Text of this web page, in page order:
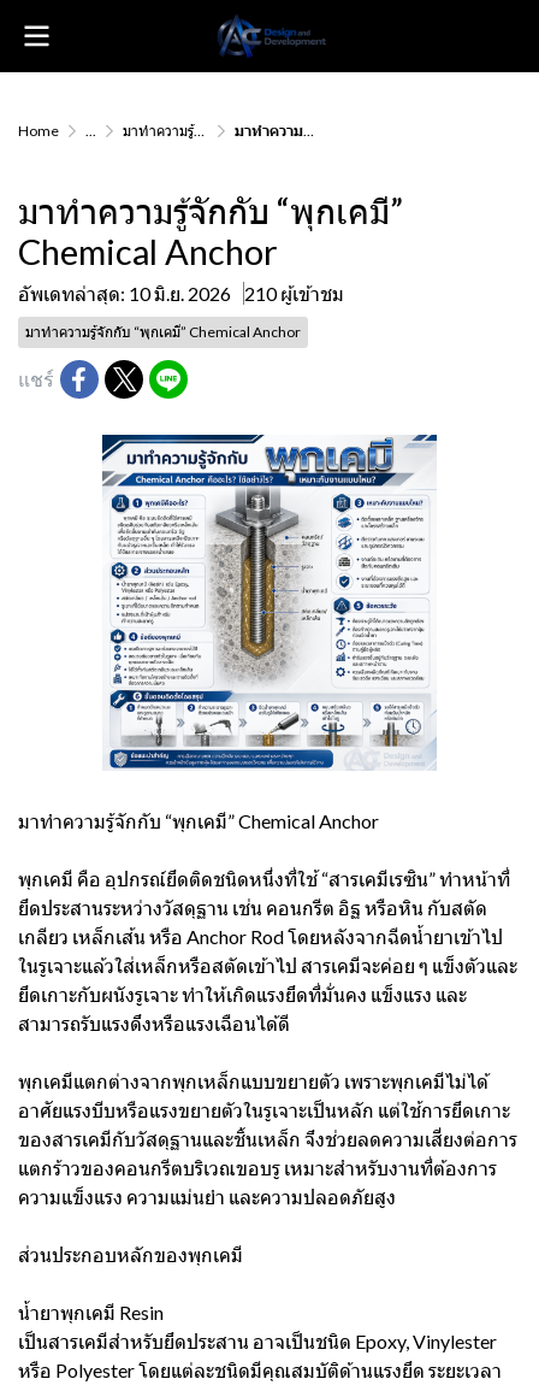
Home ... มาทำความรู้จักกับ “พุกเคมี” Chemical Anchor มาทำความรู้จักกับ “พุกเคมี” Chemical Anchor
มาทำความรู้จักกับ “พุกเคมี”
Chemical Anchor
อัพเดทล่าสุด: 10 มิ.ย. 2026 210 ผู้เข้าชม
มาทำความรู้จักกับ “พุกเคมี” Chemical Anchor
แชร์
มาทำความรู้จักกับ “พุกเคมี” Chemical Anchor
พุกเคมี คือ อุปกรณ์ยึดติดชนิดหนึ่งที่ใช้ “สารเคมีเรซิน” ทำหน้าที่
ยึดประสานระหว่างวัสดุฐาน เช่น คอนกรีต อิฐ หรือหิน กับสตัด
เกลียว เหล็กเส้น หรือ Anchor Rod โดยหลังจากฉีดน้ำยาเข้าไป
ในรูเจาะแล้วใส่เหล็กหรือสตัดเข้าไป สารเคมีจะค่อย ๆ แข็งตัวและ
ยึดเกาะกับผนังรูเจาะ ทำให้เกิดแรงยึดที่มั่นคง แข็งแรง และ
สามารถรับแรงดึงหรือแรงเฉือนได้ดี
พุกเคมีแตกต่างจากพุกเหล็กแบบขยายตัว เพราะพุกเคมีไม่ได้
อาศัยแรงบีบหรือแรงขยายตัวในรูเจาะเป็นหลัก แต่ใช้การยึดเกาะ
ของสารเคมีกับวัสดุฐานและชิ้นเหล็ก จึงช่วยลดความเสี่ยงต่อการ
แตกร้าวของคอนกรีตบริเวณขอบรู เหมาะสำหรับงานที่ต้องการ
ความแข็งแรง ความแม่นยำ และความปลอดภัยสูง
ส่วนประกอบหลักของพุกเคมี
น้ำยาพุกเคมี Resin
เป็นสารเคมีสำหรับยึดประสาน อาจเป็นชนิด Epoxy, Vinylester
หรือ Polyester โดยแต่ละชนิดมีคุณสมบัติด้านแรงยึด ระยะเวลา